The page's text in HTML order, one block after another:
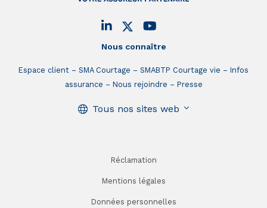
Nous connaître
Espace client SMA Courtage SMABTP Courtage vie
Infos
assurance
Nous rejoindre Presse
Tous nos sites web
Réclamation
Mentions légales
Données personnelles